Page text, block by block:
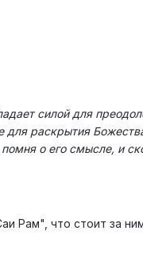
силой для
для раскрытия
о его смысле, и
Рам", что стоит за